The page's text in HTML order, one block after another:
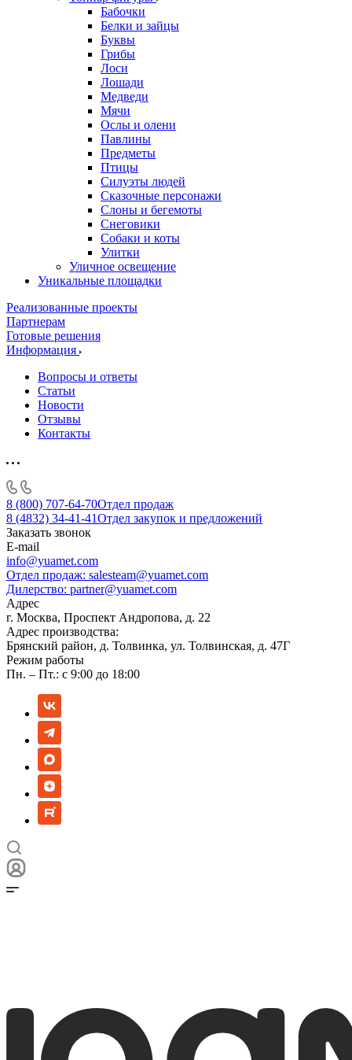
Бабочки
Белки и зайцы
Буквы
Грибы
Лоси
Лошади
Медведи
Мячи
Ослы и олени
Павлины
Предметы
Птицы
Силуэты людей
Сказочные персонажи
Слоны и бегемоты
Снеговики
Собаки и коты
Улитки
Уличное освещение
Уникальные площадки
Реализованные проекты
Партнерам
Готовые решения
Информация
Вопросы и ответы
Статьи
Новости
Отзывы
Контакты
8 (800) 707-64-70Отдел продаж
8 (4832) 34-41-41Отдел закупок и предложений
Заказать звонок
E-mail
info@yuamet.com
Отдел продаж: salesteam@yuamet.com
Дилерство: partner@yuamet.com
Адрес
г. Москва, Проспект Андропова, д. 22
Адрес производства:
Брянский район, д. Толвинка, ул. Толвинская, д. 47Г
Режим работы
Пн. – Пт.: с 9:00 до 18:00